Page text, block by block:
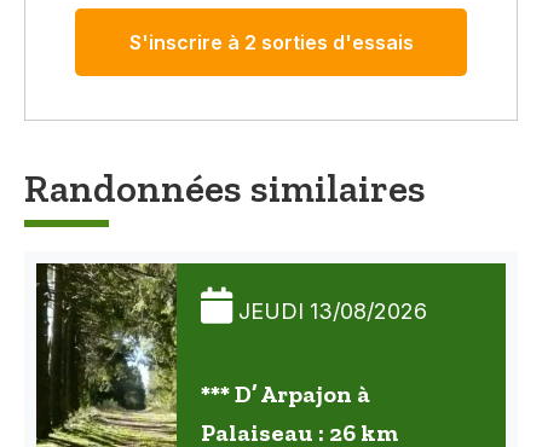
S'inscrire à 2 sorties d'essais
Randonnées similaires
JEUDI 13/08/2026
*** D’ Arpajon à
Palaiseau : 26 km